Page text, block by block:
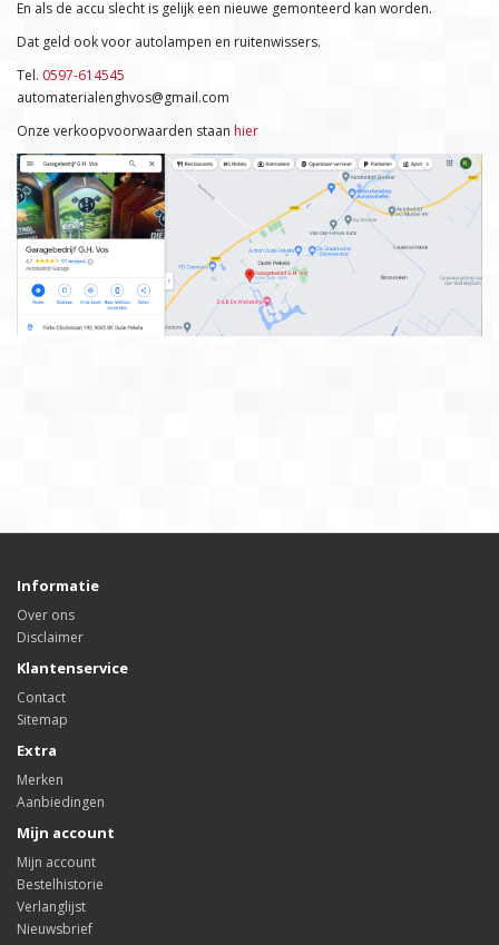
En als de accu slecht is gelijk een nieuwe gemonteerd kan worden.
Dat geld ook voor autolampen en ruitenwissers.
Tel. 0597-614545
automaterialenghvos@gmail.com
Onze verkoopvoorwaarden staan hier
Informatie
Over ons
Disclaimer
Klantenservice
Contact
Sitemap
Extra
Merken
Aanbiedingen
Mijn account
Mijn account
Bestelhistorie
Verlanglijst
Nieuwsbrief